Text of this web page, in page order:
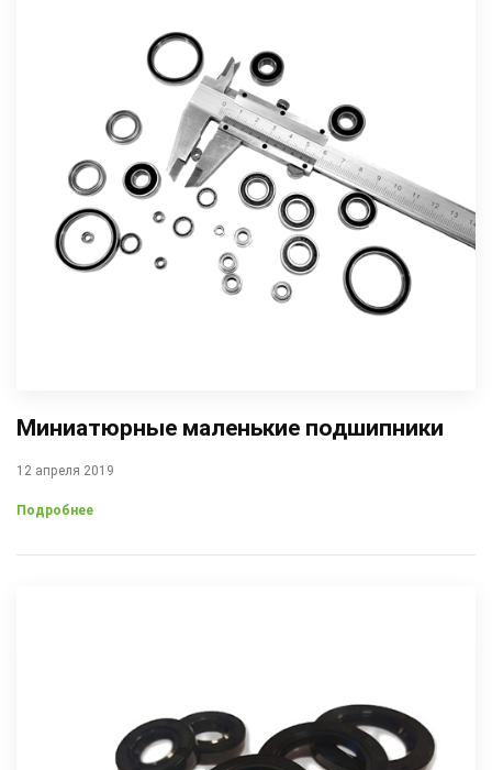
Миниатюрные маленькие подшипники
12 апреля 2019
Подробнее